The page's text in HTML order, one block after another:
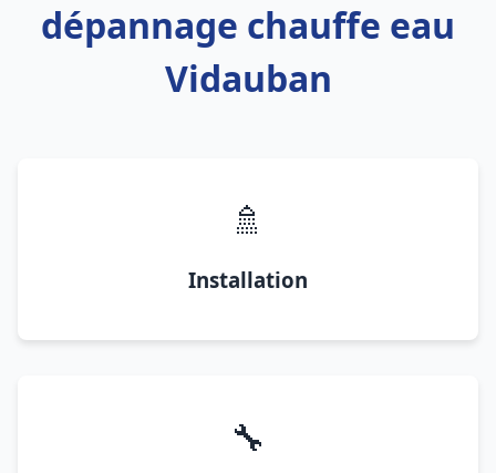
dépannage chauffe eau
Vidauban
🚿
Installation
🔧